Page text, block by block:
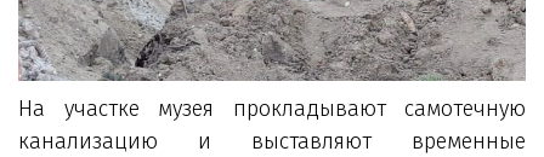
На участке музея прокладывают самотечную
канализацию и выставляют временные